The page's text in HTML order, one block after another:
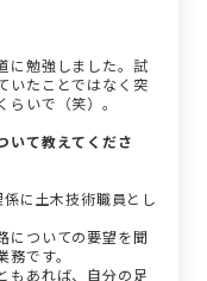
に勉強しました。試
いたことではなく突
いで（笑）。
いて教えてくださ
に土木技術職員とし
についての要望を聞
です。
もあれば、自分の足